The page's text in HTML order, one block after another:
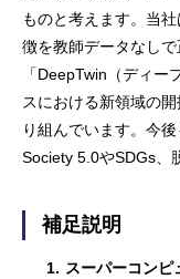
ものと考えます。当
徴を教師データなし
「DeepTwin（ディ
スにおける新領域の
り組んでいます。今
Society 5.0やSDGs、
補足説明
1. スーパーコンピ